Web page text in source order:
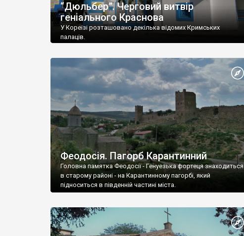
“Дюльбер”. Черговий витвір
геніального Краснова
У Кореїзі розташовано декілька відомих Кримських
палаців.
Феодосія. Пагорб Карантинний
Головна памятка Феодосії - Генуезька фортеця знаходиться
в старому районі - на Карантинному пагорбі, який
підноситься в південній частині міста.